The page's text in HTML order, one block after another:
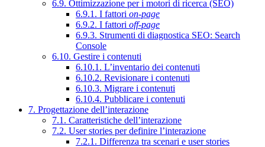
6.9. Ottimizzazione per i motori di ricerca (SEO)
6.9.1. I fattori on-page
6.9.2. I fattori off-page
6.9.3. Strumenti di diagnostica SEO: Search
Console
6.10. Gestire i contenuti
6.10.1. L’inventario dei contenuti
6.10.2. Revisionare i contenuti
6.10.3. Migrare i contenuti
6.10.4. Pubblicare i contenuti
7. Progettazione dell’interazione
7.1. Caratteristiche dell’interazione
7.2. User stories per definire l’interazione
7.2.1. Differenza tra scenari e user stories